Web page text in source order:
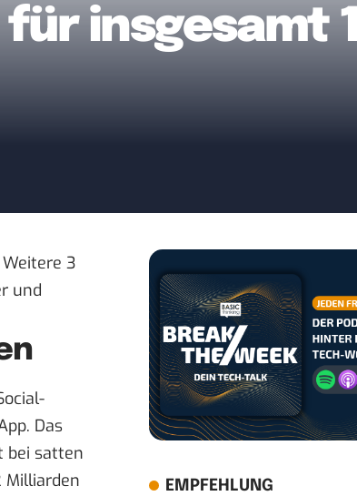
insgesamt
3
und
Das
bei satten
Milliarden
EMPFEHLUNG